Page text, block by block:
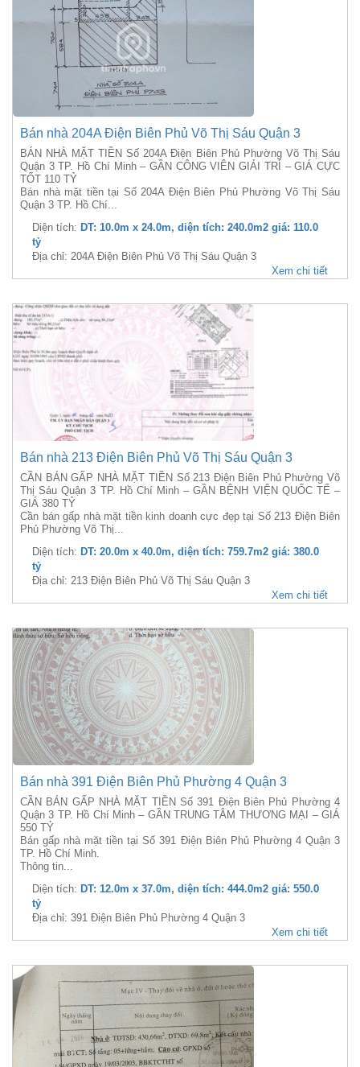
Bán nhà 204A Điện Biên Phủ Võ Thị Sáu Quận 3
BÁN NHÀ MẶT TIỀN Số 204A Điện Biên Phủ Phường Võ Thị Sáu
Quận 3 TP. Hồ Chí Minh – GẦN CÔNG VIÊN GIẢI TRÍ – GIÁ CỰC
TỐT 110 TỶ
Bán nhà mặt tiền tại Số 204A Điện Biên Phủ Phường Võ Thị Sáu
Quận 3 TP. Hồ Chí...
Diện tích: DT: 10.0m x 24.0m, diện tích: 240.0m2 giá: 110.0
tỷ
Địa chỉ: 204A Điện Biên Phủ Võ Thị Sáu Quận 3
Xem chi tiết
Bán nhà 213 Điện Biên Phủ Võ Thị Sáu Quận 3
CẦN BÁN GẤP NHÀ MẶT TIỀN Số 213 Điện Biên Phủ Phường Võ
Thị Sáu Quận 3 TP. Hồ Chí Minh – GẦN BỆNH VIỆN QUỐC TẾ –
GIÁ 380 TỶ
Cần bán gấp nhà mặt tiền kinh doanh cực đẹp tại Số 213 Điện Biên
Phủ Phường Võ Thị...
Diện tích: DT: 20.0m x 40.0m, diện tích: 759.7m2 giá: 380.0
tỷ
Địa chỉ: 213 Điện Biên Phủ Võ Thị Sáu Quận 3
Xem chi tiết
Bán nhà 391 Điện Biên Phủ Phường 4 Quận 3
CẦN BÁN GẤP NHÀ MẶT TIỀN Số 391 Điện Biên Phủ Phường 4
Quận 3 TP. Hồ Chí Minh – GẦN TRUNG TÂM THƯƠNG MẠI – GIÁ
550 TỶ
Bán gấp nhà mặt tiền tại Số 391 Điện Biên Phủ Phường 4 Quận 3
TP. Hồ Chí Minh.
Thông tin...
Diện tích: DT: 12.0m x 37.0m, diện tích: 444.0m2 giá: 550.0
tỷ
Địa chỉ: 391 Điện Biên Phủ Phường 4 Quận 3
Xem chi tiết